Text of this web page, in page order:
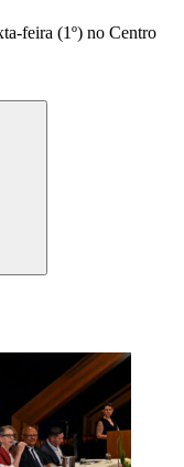
feira (1º) no Centro